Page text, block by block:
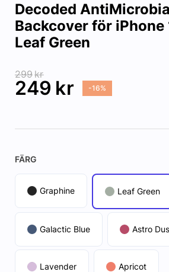
Decoded
Backcover för iPhone
Leaf Green
299kr
249 kr -16%
FÄRG
Graphine Leaf Green
Galactic Blue Astro
Lavender Apricot